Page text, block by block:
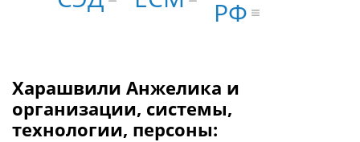
РФ
Харашвили Анжелика и
организации, системы,
технологии, персоны: